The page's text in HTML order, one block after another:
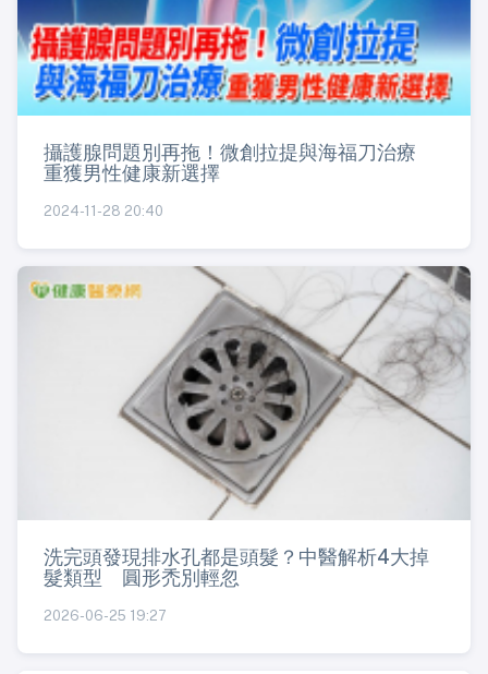
攝護腺問題別再拖！微創拉提與海福刀治療
重獲男性健康新選擇
2024-11-28 20:40
洗完頭發現排水孔都是頭髮？中醫解析4大掉
髮類型 圓形禿別輕忽
2026-06-25 19:27